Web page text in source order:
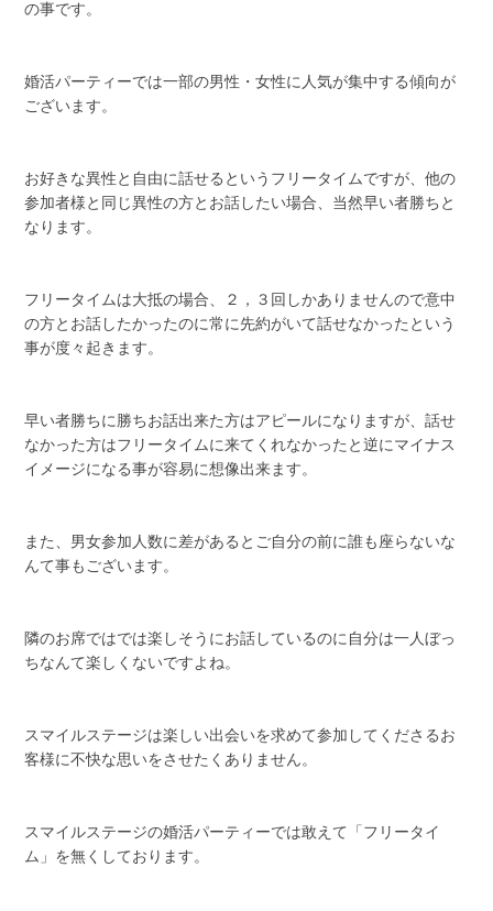
の事です。
婚活パーティーでは一部の男性・女性に人気が集中する傾向が
ございます。
お好きな異性と自由に話せるというフリータイムですが、他の
参加者様と同じ異性の方とお話したい場合、当然早い者勝ちと
なります。
フリータイムは大抵の場合、２，３回しかありませんので意中
の方とお話したかったのに常に先約がいて話せなかったという
事が度々起きます。
早い者勝ちに勝ちお話出来た方はアピールになりますが、話せ
なかった方はフリータイムに来てくれなかったと逆にマイナス
イメージになる事が容易に想像出来ます。
また、男女参加人数に差があるとご自分の前に誰も座らないな
んて事もございます。
隣のお席ではでは楽しそうにお話しているのに自分は一人ぼっ
ちなんて楽しくないですよね。
スマイルステージは楽しい出会いを求めて参加してくださるお
客様に不快な思いをさせたくありません。
スマイルステージの婚活パーティーでは敢えて「フリータイ
ム」を無くしております。